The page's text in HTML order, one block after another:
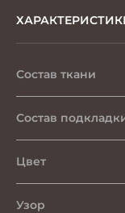
Состав ткани
Состав
Цвет
Узор